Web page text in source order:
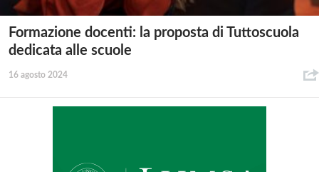
Formazione docenti: la proposta di Tuttoscuola
dedicata alle scuole
16 agosto 2024